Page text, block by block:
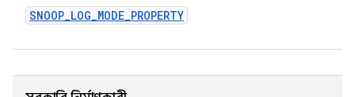
SNOOP_LOG_MODE_PROPERTY